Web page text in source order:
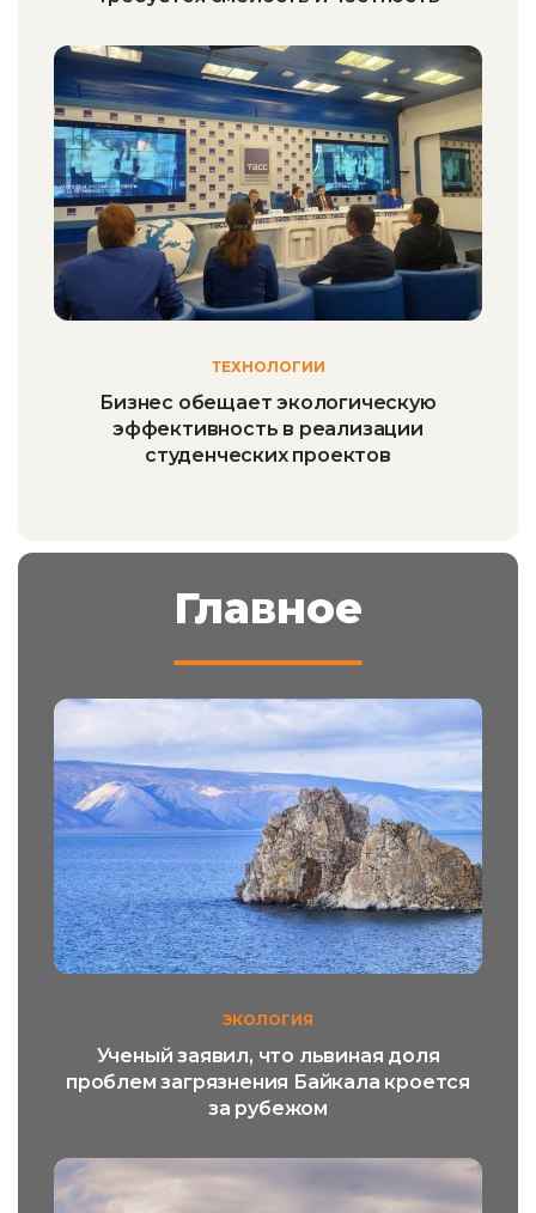
ТЕХНОЛОГИИ
Бизнес обещает экологическую
эффективность в реализации
студенческих проектов
Главное
ЭКОЛОГИЯ
Ученый заявил, что львиная доля
проблем загрязнения Байкала кроется
за рубежом